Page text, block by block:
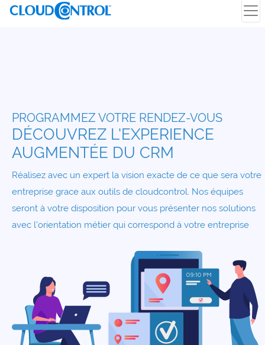
PROGRAMMEZ VOTRE RENDEZ-VOUS
DÉCOUVREZ L'EXPERIENCE
AUGMENTÉE DU CRM
Réalisez avec un expert la vision exacte de ce que sera votre
entreprise grace aux outils de cloudcontrol. Nos équipes
seront à votre disposition pour vous présenter nos solutions
avec l'orientation métier qui correspond à votre entreprise